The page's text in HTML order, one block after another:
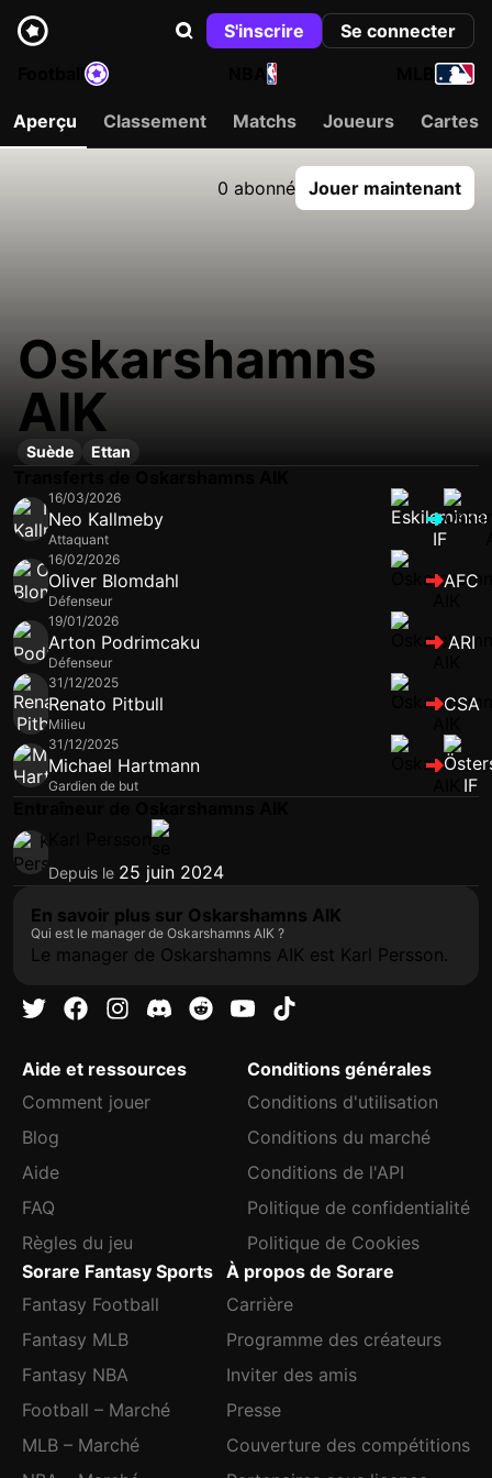
S'inscrire
Se connecter
NBA
Aperçu Classement Matchs Joueurs Cartes
0 abonné Jouer maintenant
Oskarshamns
AIK
Suède Ettan
16/03/2026
Neo Kallmeby
Attaquant
16/02/2026
Oliver Blomdahl
Défenseur
AFC
19/01/2026
Arton Podrimcaku
Défenseur
ARI
31/12/2025
Renato Pitbull
Milieu
CSA
31/12/2025
Michael Hartmann
Gardien de but
Depuis le 25 juin 2024
En savoir plus sur Oskarshamns AIK
Qui est le manager de Oskarshamns AIK ?
Le manager de Oskarshamns AIK est Karl Persson.
Aide et ressources
Comment jouer
Blog
Aide
FAQ
Règles du jeu
Conditions générales
Conditions d'utilisation
Conditions du marché
Conditions de l'API
Politique de confidentialité
Politique de Cookies
Sorare Fantasy Sports
Fantasy Football
Fantasy MLB
Fantasy NBA
Football – Marché
MLB – Marché
À propos de Sorare
Carrière
Programme des créateurs
Inviter des amis
Presse
Couverture des compétitions